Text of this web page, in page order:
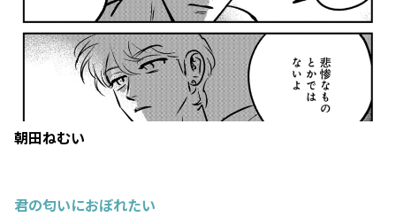
朝田ねむい
君の匂いにおぼれたい